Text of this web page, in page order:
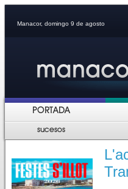
Manacor, domingo 9 de agosto